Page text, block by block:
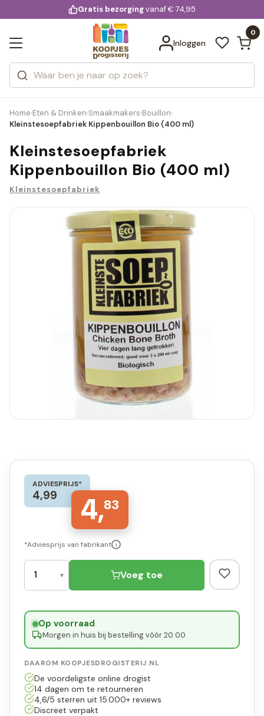
voor 20:00 uur besteld
Gratis bezorgingvanaf € 74,95
Inloggen
0
Zoeken
Categorieën
Merken
Bekijk alle resultaten
Home›Eten & Drinken›Smaakmakers›Bouillon›
Kleinstesoepfabriek Kippenbouillon Bio (400 ml)
Kleinstesoepfabriek
Kippenbouillon Bio (400 ml)
Kleinstesoepfabriek
ADVIESPRIJS*
4,99 4,83
*Adviesprijs van fabrikant i
Voeg toe
Op voorraad·
Morgen in huis bij bestelling vóór 20:00
DAAROM KOOPJESDROGISTERIJ.NL
De voordeligste online drogist
14 dagen om te retourneren
4,6/5 sterren uit 15.000+ reviews
Discreet verpakt